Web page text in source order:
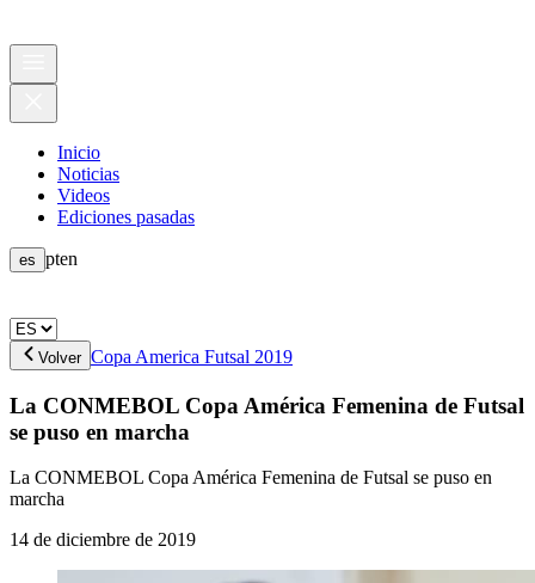
Inicio
Noticias
Videos
Ediciones pasadas
es pten
Volver Copa America Futsal 2019
La CONMEBOL Copa América Femenina de Futsal
se puso en marcha
La CONMEBOL Copa América Femenina de Futsal se puso en
marcha
14 de diciembre de 2019